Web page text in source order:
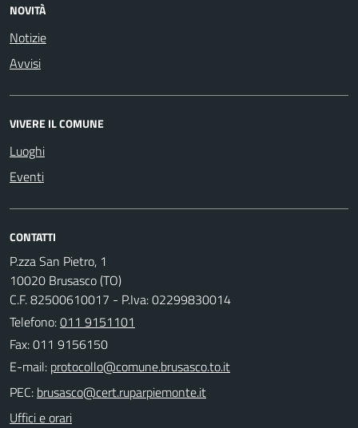
NOVITÀ
Notizie
Avvisi
VIVERE IL COMUNE
Luoghi
Eventi
CONTATTI
P.zza San Pietro, 1
10020 Brusasco (TO)
C.F. 82500610017 - P.Iva: 02299830014
Telefono:011 9151101
Fax: 011 9156150
E-mail:
PEC:
Uffici e orari